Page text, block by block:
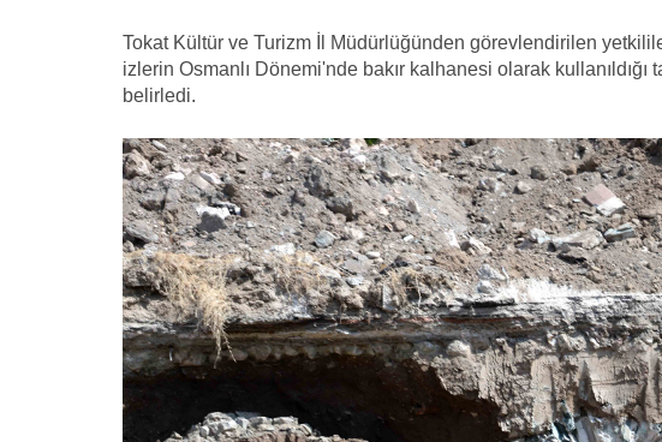
Tokat Kültür ve Turizm İl Müdürlüğünden görevlendirilen
izlerin Osmanlı Dönemi'nde bakır kalhanesi olarak
belirledi.